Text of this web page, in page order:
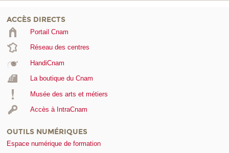
ACCÈS DIRECTS
Portail Cnam
Réseau des centres
HandiCnam
La boutique du Cnam
Musée des arts et métiers
Accès à IntraCnam
OUTILS NUMÉRIQUES
Espace numérique de formation